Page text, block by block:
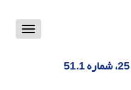
Toggle